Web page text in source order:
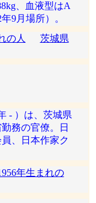
、血液型はA
9月場所）。
の人
茨城県
- ）は、茨城県
務の官僚。日
、日本作家ク
年生まれの